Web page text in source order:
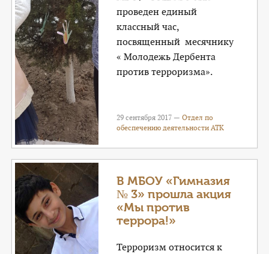
проведен единый
классный час,
посвященный месячнику
« Молодежь Дербента
против терроризма».
29 сентября 2017 —Отдел по
обеспечению деятельности АТК
В МБОУ «Гимназия
№ 3» прошла акция
«Мы против
террора!»
Терроризм относится к